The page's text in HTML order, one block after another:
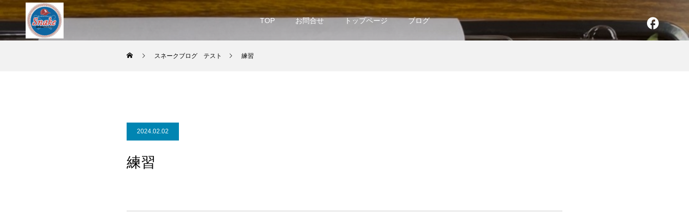
TOP お問合せ トップページ ブログ
スネークブログ テスト 練習
2024.02.02
練習